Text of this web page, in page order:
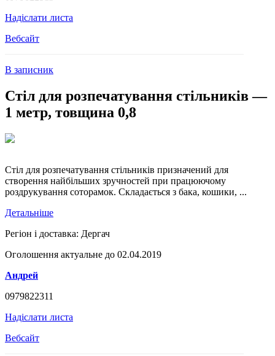
Надіслати листа
Вебсайт
В записник
Стіл для розпечатування стільників —
1 метр, товщина 0,8
Стіл для розпечатування стільників призначений для
створення найбільших зручностей при працюючому
роздрукування соторамок. Складається з бака, кошики, ...
Детальніше
Регіон і доставка: Дергач
Оголошення актуальне до 02.04.2019
Андрей
0979822311
Надіслати листа
Вебсайт